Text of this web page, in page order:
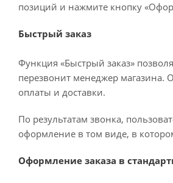
позиций и нажмите кнопку
Быстрый заказ
Функция «Быстрый заказ»
перезвонит менеджер магазина.
оплаты и доставки.
По результатам звонка,
оформление в том виде, в
Оформление заказа в